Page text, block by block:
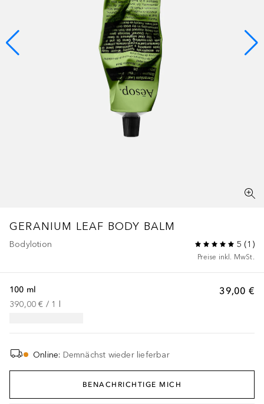
GERANIUM LEAF BODY BALM
Bodylotion 5 (1 )
Preise inkl. MwSt.
39,00 €
100 ml
390,00 € / 1
Online: Demnächst wieder lieferbar
BENACHRICHTIGE MICH